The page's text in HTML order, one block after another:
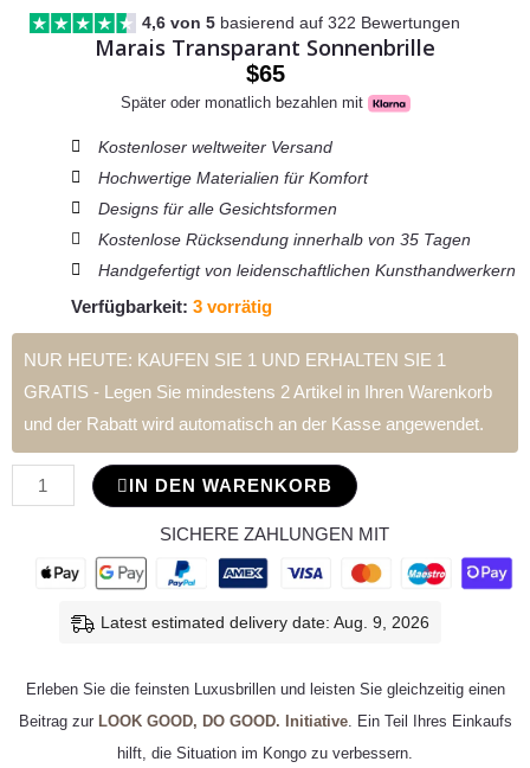
4,6 von 5 basierend auf 322 Bewertungen
Marais Transparant Sonnenbrille
$65
Später oder monatlich bezahlen mit
Kostenloser weltweiter Versand
Hochwertige Materialien für Komfort
Designs für alle Gesichtsformen
Kostenlose Rücksendung innerhalb von 35 Tagen
Handgefertigt von leidenschaftlichen Kunsthandwerkern
Verfügbarkeit: 3 vorrätig
NUR HEUTE: KAUFEN SIE 1 UND ERHALTEN SIE 1
GRATIS - Legen Sie mindestens 2 Artikel in Ihren Warenkorb
und der Rabatt wird automatisch an der Kasse angewendet.
Marais
Transparant
Sonnenbrille
Menge
IN DEN WARENKORB
SICHERE ZAHLUNGEN MIT
Latest estimated delivery date: Aug. 9, 2026
Erleben Sie die feinsten Luxusbrillen und leisten Sie gleichzeitig einen
Beitrag zur LOOK GOOD, DO GOOD. Initiative. Ein Teil Ihres Einkaufs
hilft, die Situation im Kongo zu verbessern.